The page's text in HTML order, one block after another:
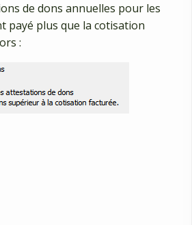
de dons annuelles pour les
payé plus que la cotisation
: